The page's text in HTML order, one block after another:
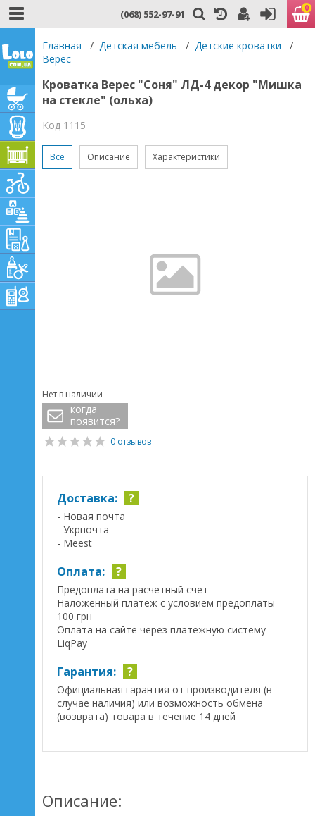
(068) 552-97-91 0
Главная / Детская мебель / Детские кроватки
/
Верес
Кроватка Верес "Соня" ЛД-4 декор "Мишка
на стекле" (ольха)
Код 1115
Все Описание Характеристики
Нет в наличии
когда
появится?
0 отзывов
Доставка: ?
- Новая почта
- Укрпочта
- Meest
Оплата: ?
Предоплата на расчетный счет
Наложенный платеж с условием предоплаты
100 грн
Оплата на сайте через платежную систему
LiqPay
Гарантия: ?
Официальная гарантия от производителя (в
случае наличия) или возможность обмена
(возврата) товара в течение 14 дней
Описание: